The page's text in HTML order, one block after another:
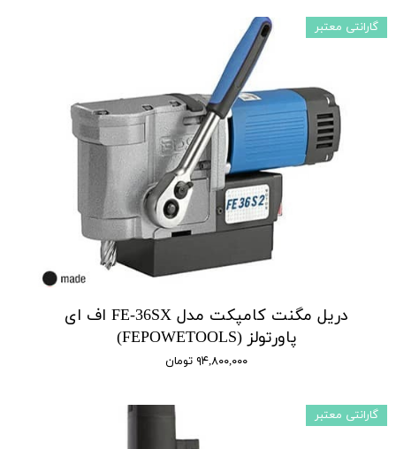
دریل مگنت کامپکت مدل FE-36SX اف ای
پاورتولز (FEPOWETOOLS)
۹۴,۸۰۰,۰۰۰ تومان
گارانتی معتبر
گارانتی معتبر